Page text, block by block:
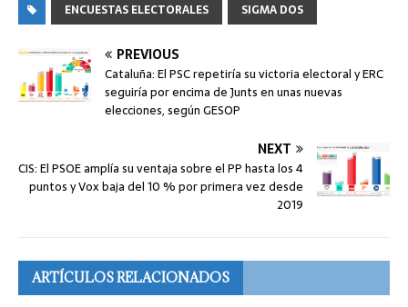
ENCUESTAS ELECTORALES SIGMA DOS
PREVIOUS
Cataluña: El PSC repetiría su victoria electoral y ERC
seguiría por encima de Junts en unas nuevas
elecciones, según GESOP
NEXT
CIS: El PSOE amplía su ventaja sobre el PP hasta los 4
puntos y Vox baja del 10 % por primera vez desde
2019
ARTÍCULOS RELACIONADOS